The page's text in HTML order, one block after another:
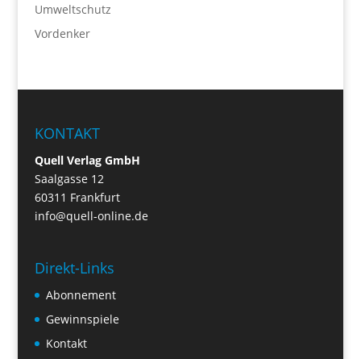
Umweltschutz
Vordenker
KONTAKT
Quell Verlag GmbH
Saalgasse 12
60311 Frankfurt
info@quell-online.de
Direkt-Links
Abonnement
Gewinnspiele
Kontakt